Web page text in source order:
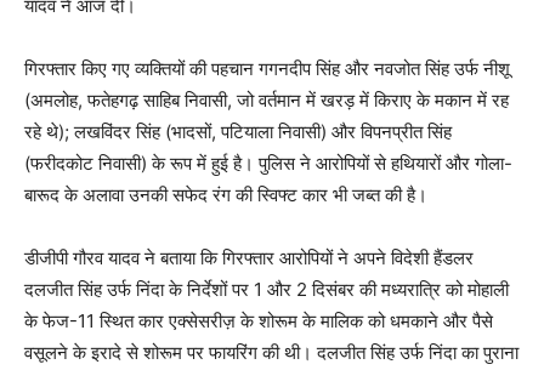
यादव ने आज दी।
गिरफ्तार किए गए व्यक्तियों की पहचान गगनदीप सिंह और नवजोत सिंह उर्फ नीशू
(अमलोह, फतेहगढ़ साहिब निवासी, जो वर्तमान में खरड़ में किराए के मकान में रह
रहे थे); लखविंदर सिंह (भादसों, पटियाला निवासी) और विपनप्रीत सिंह
(फरीदकोट निवासी) के रूप में हुई है। पुलिस ने आरोपियों से हथियारों और गोला-
बारूद के अलावा उनकी सफेद रंग की स्विफ्ट कार भी जब्त की है।
डीजीपी गौरव यादव ने बताया कि गिरफ्तार आरोपियों ने अपने विदेशी हैंडलर
दलजीत सिंह उर्फ निंदा के निर्देशों पर 1 और 2 दिसंबर की मध्यरात्रि को मोहाली
के फेज-11 स्थित कार एक्सेसरीज़ के शोरूम के मालिक को धमकाने और पैसे
वसूलने के इरादे से शोरूम पर फायरिंग की थी। दलजीत सिंह उर्फ निंदा का पुराना